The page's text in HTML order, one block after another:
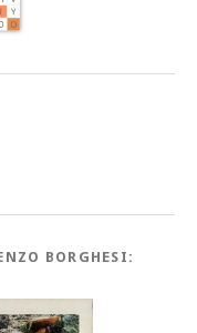
BORGHESI: